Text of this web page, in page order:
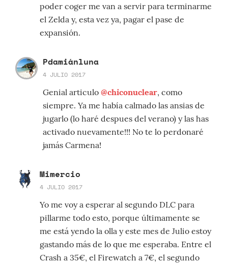
poder coger me van a servir para terminarme
el Zelda y, esta vez ya, pagar el pase de
expansión.
Pdamiánluna
4 JULIO 2017
Genial articulo @chiconuclear, como
siempre. Ya me había calmado las ansias de
jugarlo (lo haré despues del verano) y las has
activado nuevamente!!! No te lo perdonaré
jamás Carmena!
Mimercio
4 JULIO 2017
Yo me voy a esperar al segundo DLC para
pillarme todo esto, porque últimamente se
me está yendo la olla y este mes de Julio estoy
gastando más de lo que me esperaba. Entre el
Crash a 35€, el Firewatch a 7€, el segundo